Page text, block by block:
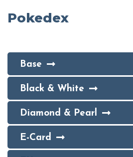
Pokedex
Base
Black & White
Diamond & Pearl
E-Card